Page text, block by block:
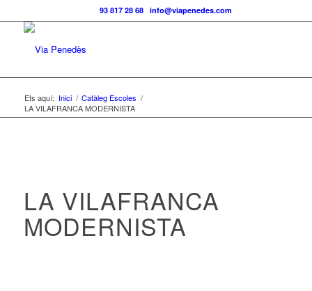
Telf.:93 817 28 68 |info@viapenedes.com
Ets aquí: Inici / Catàleg Escoles /
LA VILAFRANCA MODERNISTA
LA VILAFRANCA
MODERNISTA